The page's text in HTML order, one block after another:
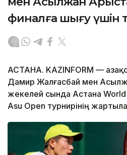
финалға шығу үшін
АСТАНА. KAZINFORM —
Дамир Жалғасбай мен
жекелей сында Астана World
Asu Open турнирінің